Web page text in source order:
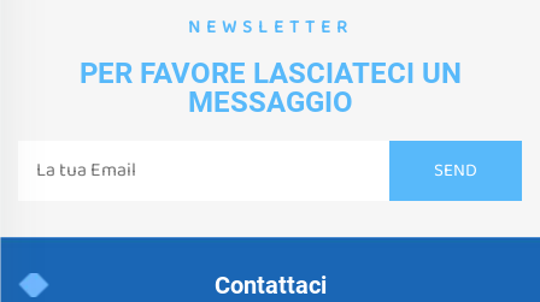
NEWSLETTER
PER FAVORE LASCIATECI UN
MESSAGGIO
Contattaci